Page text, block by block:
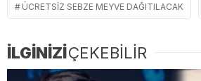
ÜCRETSIZ SEBZE MEYVE DAĞITILACAK
İLGİNİZİÇEKEBİLİR